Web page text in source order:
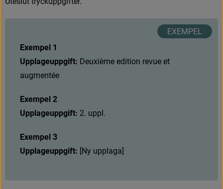
Exempel 1
Upplageuppgift: Deuxième edition revue et
augmentée
Exempel 2
Upplageuppgift: 2. uppl.
Exempel 3
Upplageuppgift: [Ny upplaga]